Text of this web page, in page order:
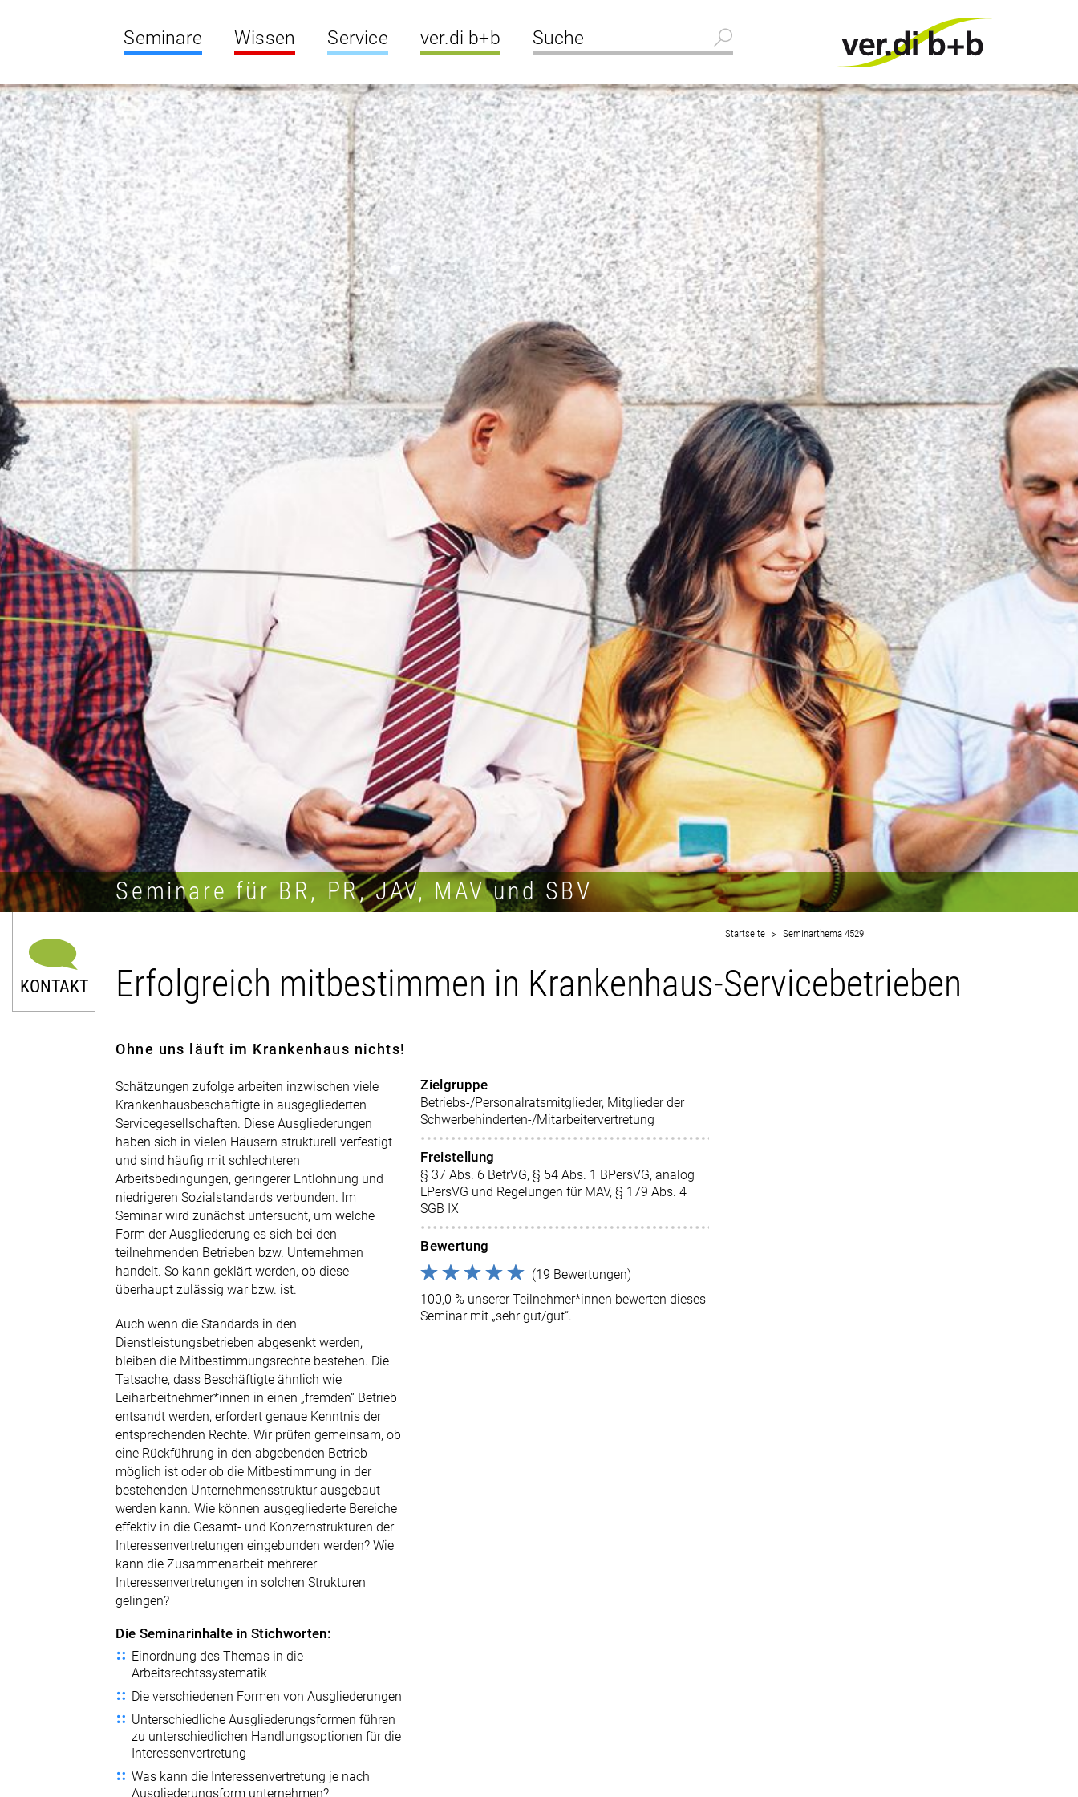
Seminare Wissen Service ver.di b+b
Seminare für BR, PR, JAV, MAV und SBV
KONTAKT
0211 9046-0
E-Mail senden
Newsletter
Startseite Seminarthema 4529
Erfolgreich mitbestimmen in Krankenhaus-Servicebetrieben
Ohne uns läuft im Krankenhaus nichts!
Schätzungen zufolge arbeiten inzwischen viele
Krankenhausbeschäftigte in ausgegliederten
Servicegesellschaften. Diese Ausgliederungen
haben sich in vielen Häusern strukturell verfestigt
und sind häufig mit schlechteren
Arbeitsbedingungen, geringerer Entlohnung und
niedrigeren Sozialstandards verbunden. Im
Seminar wird zunächst untersucht, um welche
Form der Ausgliederung es sich bei den
teilnehmenden Betrieben bzw. Unternehmen
handelt. So kann geklärt werden, ob diese
überhaupt zulässig war bzw. ist.
Auch wenn die Standards in den
Dienstleistungsbetrieben abgesenkt werden,
bleiben die Mitbestimmungsrechte bestehen. Die
Tatsache, dass Beschäftigte ähnlich wie
Leiharbeitnehmer*innen in einen „fremden“ Betrieb
entsandt werden, erfordert genaue Kenntnis der
entsprechenden Rechte. Wir prüfen gemeinsam, ob
eine Rückführung in den abgebenden Betrieb
möglich ist oder ob die Mitbestimmung in der
bestehenden Unternehmensstruktur ausgebaut
werden kann. Wie können ausgegliederte Bereiche
effektiv in die Gesamt- und Konzernstrukturen der
Interessenvertretungen eingebunden werden? Wie
kann die Zusammenarbeit mehrerer
Interessenvertretungen in solchen Strukturen
gelingen?
Die Seminarinhalte in Stichworten:
Einordnung des Themas in die
Arbeitsrechtssystematik
Die verschiedenen Formen von Ausgliederungen
Unterschiedliche Ausgliederungsformen führen
zu unterschiedlichen Handlungsoptionen für die
Interessenvertretung
Was kann die Interessenvertretung je nach
Ausgliederungsform unternehmen?
Zielgruppe
Betriebs-/Personalratsmitglieder, Mitglieder der
Schwerbehinderten-/Mitarbeitervertretung
Freistellung
§ 37 Abs. 6 BetrVG, § 54 Abs. 1 BPersVG, analog
LPersVG und Regelungen für MAV, § 179 Abs. 4
SGB IX
Bewertung
(19 Bewertungen)
100,0 % unserer Teilnehmer*innen bewerten dieses
Seminar mit „sehr gut/gut“.